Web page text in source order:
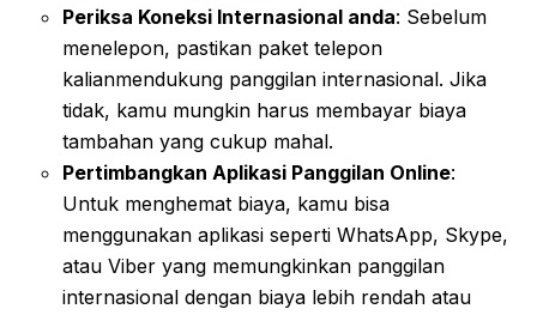
Periksa Koneksi Internasional anda: Sebelum
menelepon, pastikan paket telepon
kalianmendukung panggilan internasional. Jika
tidak, kamu mungkin harus membayar biaya
tambahan yang cukup mahal.
Pertimbangkan Aplikasi Panggilan Online:
Untuk menghemat biaya, kamu bisa
menggunakan aplikasi seperti WhatsApp, Skype,
atau Viber yang memungkinkan panggilan
internasional dengan biaya lebih rendah atau